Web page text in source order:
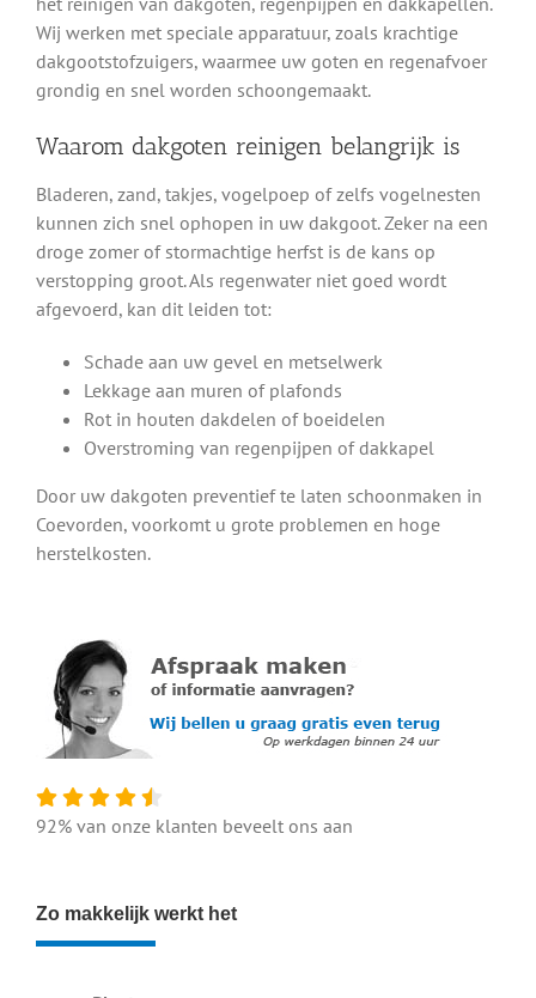
Wij werken met speciale apparatuur, zoals krachtige
dakgootstofzuigers, waarmee uw goten en regenafvoer
grondig en snel worden schoongemaakt.
Waarom dakgoten reinigen belangrijk is
Bladeren, zand, takjes, vogelpoep of zelfs vogelnesten
kunnen zich snel ophopen in uw dakgoot. Zeker na een
droge zomer of stormachtige herfst is de kans op
verstopping groot. Als regenwater niet goed wordt
afgevoerd, kan dit leiden tot:
Schade aan uw gevel en metselwerk
Lekkage aan muren of plafonds
Rot in houten dakdelen of boeidelen
Overstroming van regenpijpen of dakkapel
Door uw dakgoten preventief te laten schoonmaken in
Coevorden, voorkomt u grote problemen en hoge
herstelkosten.
92% van onze klanten beveelt ons aan
Zo makkelijk werkt het